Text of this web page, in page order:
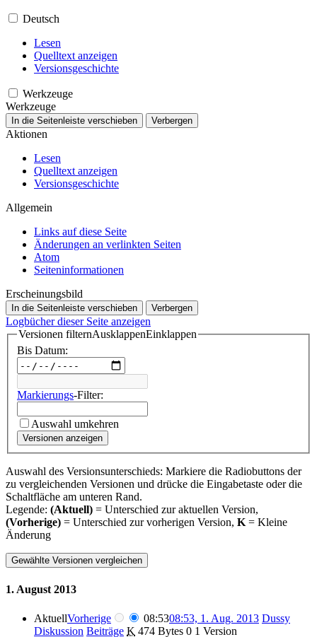
Deutsch
Lesen
Quelltext anzeigen
Versionsgeschichte
Werkzeuge
Werkzeuge
In die Seitenleiste verschieben Verbergen
Aktionen
Lesen
Quelltext anzeigen
Versionsgeschichte
Allgemein
Links auf diese Seite
Änderungen an verlinkten Seiten
Atom
Seiten­­informationen
Erscheinungsbild
In die Seitenleiste verschieben Verbergen
Logbücher dieser Seite anzeigen
Versionen filternAusklappenEinklappen
Bis Datum:
Markierungs-Filter:
Auswahl umkehren
Versionen anzeigen
Auswahl des Versionsunterschieds: Markiere die Radiobuttons der
zu vergleichenden Versionen und drücke die Eingabetaste oder die
Schaltfläche am unteren Rand.
Legende: (Aktuell) = Unterschied zur aktuellen Version,
(Vorherige) = Unterschied zur vorherigen Version, K= Kleine
Änderung
1. August 2013
AktuellVorherige 08:5308:53, 1. Aug. 2013 Dussy
Diskussion Beiträge K 474 Bytes 0 1 Version